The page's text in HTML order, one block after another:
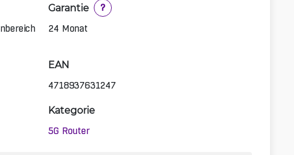
Garantie
?
24 Monat
EAN
4718937631247
Kategorie
5G Router